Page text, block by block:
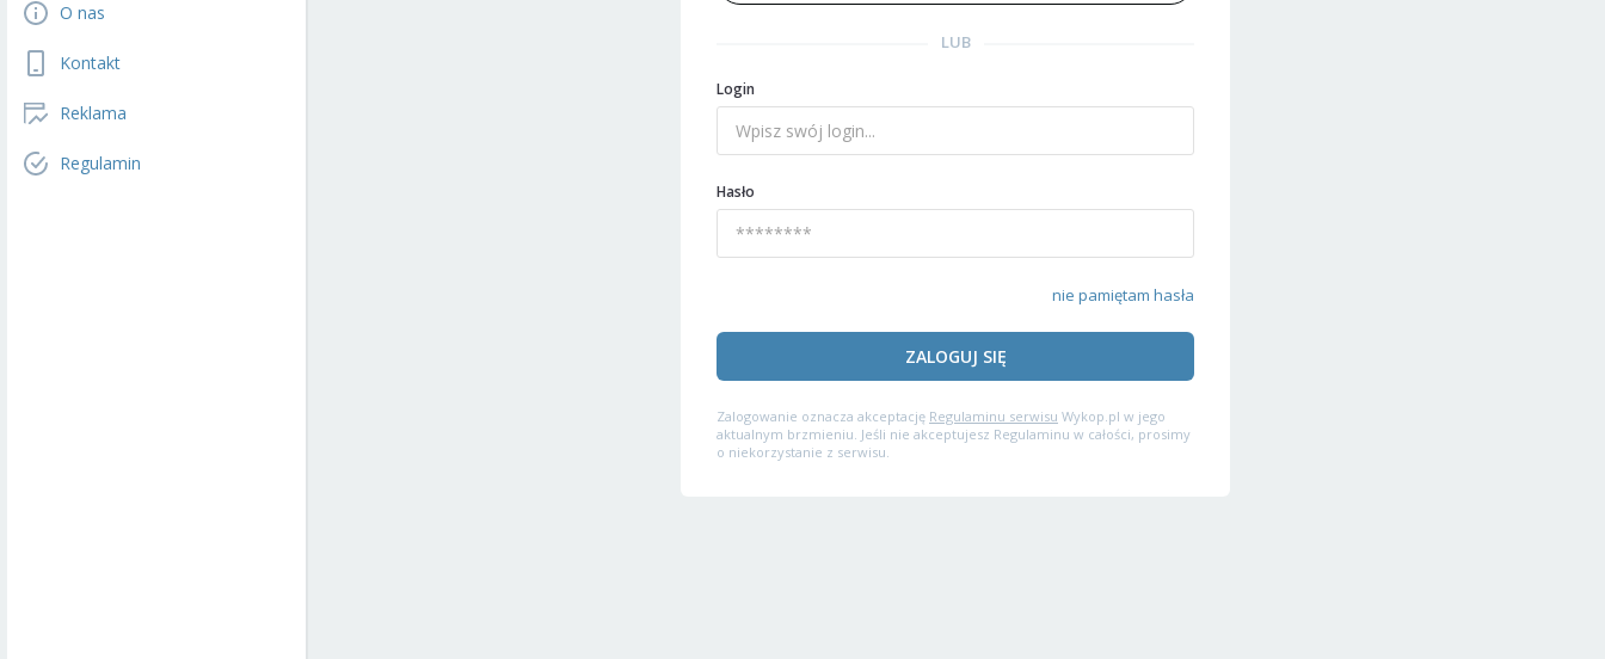
O nas
Kontakt
Reklama
Regulamin
LUB
Login
Hasło
nie pamiętam hasła
ZALOGUJ SIĘ
Zalogowanie oznacza akceptację Regulaminu serwisu Wykop.pl w jego
aktualnym brzmieniu. Jeśli nie akceptujesz Regulaminu w całości, prosimy
o niekorzystanie z serwisu.